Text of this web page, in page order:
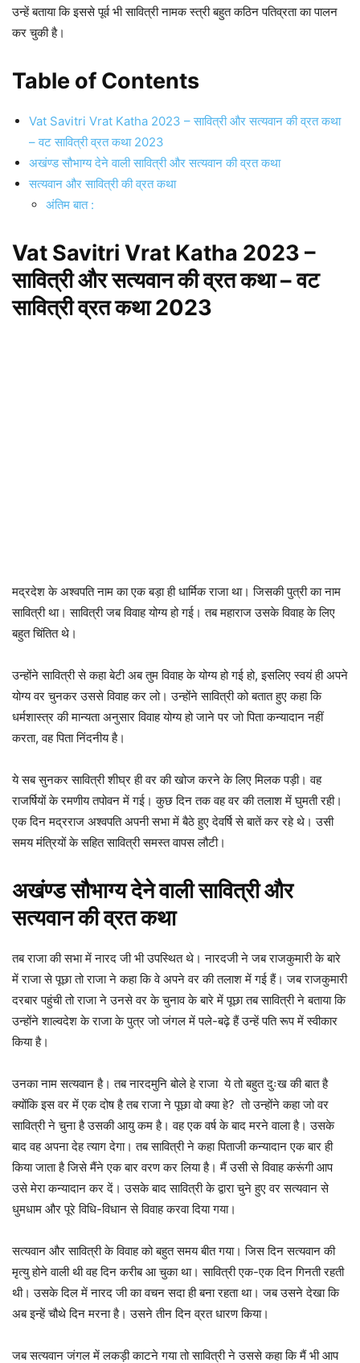
उन्हें बताया कि इससे पूर्व भी सावित्री नामक स्त्री बहुत कठिन पतिव्रता का पालन
कर चुकी है।
Table of Contents
Vat Savitri Vrat Katha 2023 – सावित्री और सत्यवान की व्रत कथा
– वट सावित्री व्रत कथा 2023
अखंण्ड सौभाग्य देने वाली सावित्री और सत्यवान की व्रत कथा
सत्यवान और सावित्री की व्रत कथा
अंतिम बात :
Vat Savitri Vrat Katha 2023 –
सावित्री और सत्यवान की व्रत कथा – वट
सावित्री व्रत कथा 2023
मद्रदेश के अश्वपति नाम का एक बड़ा ही धार्मिक राजा था। जिसकी पुत्री का नाम
सावित्री था। सावित्री जब विवाह योग्य हो गई। तब महाराज उसके विवाह के लिए
बहुत चिंतित थे।
उन्होंने सावित्री से कहा बेटी अब तुम विवाह के योग्य हो गई हो, इसलिए स्वयं ही अपने
योग्य वर चुनकर उससे विवाह कर लो। उन्होंने सावित्री को बतात हुए कहा कि
धर्मशास्त्र की मान्यता अनुसार विवाह योग्य हो जाने पर जो पिता कन्यादान नहीं
करता, वह पिता निंदनीय है।
ये सब सुनकर सावित्री शीघ्र ही वर की खोज करने के लिए मिलक पड़ी। वह
राजर्षियों के रमणीय तपोवन में गई। कुछ दिन तक वह वर की तलाश में घुमती रही।
एक दिन मद्रराज अश्वपति अपनी सभा में बैठे हुए देवर्षि से बातें कर रहे थे। उसी
समय मंत्रियों के सहित सावित्री समस्त वापस लौटी।
अखंण्ड सौभाग्य देने वाली सावित्री और
सत्यवान की व्रत कथा
तब राजा की सभा में नारद जी भी उपस्थित थे। नारदजी ने जब राजकुमारी के बारे
में राजा से पूछा तो राजा ने कहा कि वे अपने वर की तलाश में गई हैं। जब राजकुमारी
दरबार पहुंची तो राजा ने उनसे वर के चुनाव के बारे में पूछा तब सावित्री ने बताया कि
उन्होंने शाल्वदेश के राजा के पुत्र जो जंगल में पले-बढ़े हैं उन्हें पति रूप में स्वीकार
किया है।
उनका नाम सत्यवान है। तब नारदमुनि बोले हे राजा ये तो बहुत दुःख की बात है
क्योंकि इस वर में एक दोष है तब राजा ने पूछा वो क्या हे? तो उन्होंने कहा जो वर
सावित्री ने चुना है उसकी आयु कम है। वह एक वर्ष के बाद मरने वाला है। उसके
बाद वह अपना देह त्याग देगा। तब सावित्री ने कहा पिताजी कन्यादान एक बार ही
किया जाता है जिसे मैंने एक बार वरण कर लिया है। मैं उसी से विवाह करूंगी आप
उसे मेरा कन्यादान कर दें। उसके बाद सावित्री के द्वारा चुने हुए वर सत्यवान से
धुमधाम और पूरे विधि-विधान से विवाह करवा दिया गया।
सत्यवान और सावित्री के विवाह को बहुत समय बीत गया। जिस दिन सत्यवान की
मृत्यु होने वाली थी वह दिन करीब आ चुका था। सावित्री एक-एक दिन गिनती रहती
थी। उसके दिल में नारद जी का वचन सदा ही बना रहता था। जब उसने देखा कि
अब इन्हें चौथे दिन मरना है। उसने तीन दिन व्रत धारण किया।
जब सत्यवान जंगल में लकड़ी काटने गया तो सावित्री ने उससे कहा कि मैं भी आप